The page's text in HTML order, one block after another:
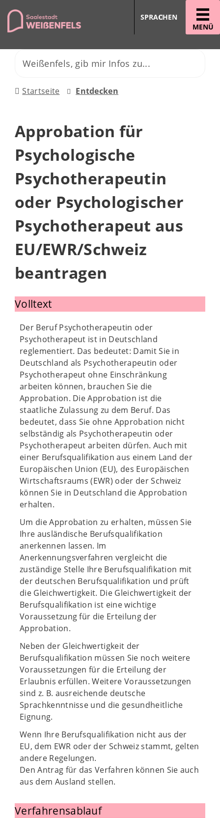
MENÜ
SPRACHEN
Startseite Entdecken
Approbation für
Psychologische
Psychotherapeutin
oder Psychologischer
Psychotherapeut aus
EU/EWR/Schweiz
beantragen
Volltext
Der Beruf Psychotherapeutin oder
Psychotherapeut ist in Deutschland
reglementiert. Das bedeutet: Damit Sie in
Deutschland als Psychotherapeutin oder
Psychotherapeut ohne Einschränkung
arbeiten können, brauchen Sie die
Approbation. Die Approbation ist die
staatliche Zulassung zu dem Beruf. Das
bedeutet, dass Sie ohne Approbation nicht
selbständig als Psychotherapeutin oder
Psychotherapeut arbeiten dürfen. Auch mit
einer Berufsqualifikation aus einem Land der
Europäischen Union (EU), des Europäischen
Wirtschaftsraums (EWR) oder der Schweiz
können Sie in Deutschland die Approbation
erhalten.
Um die Approbation zu erhalten, müssen Sie
Ihre ausländische Berufsqualifikation
anerkennen lassen. Im
Anerkennungsverfahren vergleicht die
zuständige Stelle Ihre Berufsqualifikation mit
der deutschen Berufsqualifikation und prüft
die Gleichwertigkeit. Die Gleichwertigkeit der
Berufsqualifikation ist eine wichtige
Voraussetzung für die Erteilung der
Approbation.
Neben der Gleichwertigkeit der
Berufsqualifikation müssen Sie noch weitere
Voraussetzungen für die Erteilung der
Erlaubnis erfüllen. Weitere Voraussetzungen
sind z. B. ausreichende deutsche
Sprachkenntnisse und die gesundheitliche
Eignung.
Wenn Ihre Berufsqualifikation nicht aus der
EU, dem EWR oder der Schweiz stammt, gelten
andere Regelungen.
Den Antrag für das Verfahren können Sie auch
aus dem Ausland stellen.
Verfahrensablauf